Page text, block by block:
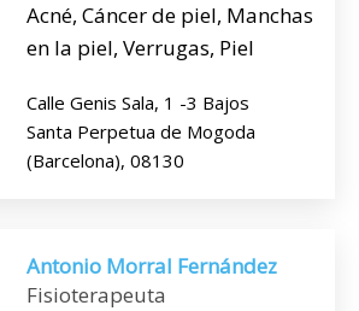
Acné, Cáncer de piel, Manchas
en la piel, Verrugas, Piel
Calle Genis Sala, 1 -3 Bajos
Santa Perpetua de Mogoda
(Barcelona), 08130
Antonio Morral Fernández
Fisioterapeuta